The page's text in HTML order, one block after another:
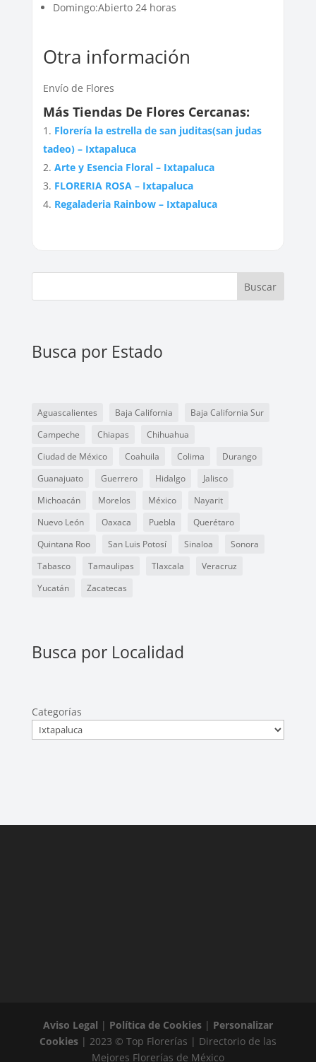
Domingo:Abierto 24 horas
Otra información
Envío de Flores
Más Tiendas De Flores Cercanas:
Florería la estrella de san juditas(san judas
tadeo) – Ixtapaluca
Arte y Esencia Floral – Ixtapaluca
FLORERIA ROSA – Ixtapaluca
Regaladeria Rainbow – Ixtapaluca
Buscar
Busca por Estado
Aguascalientes Baja California
Baja California Sur
Campeche
Chiapas
Chihuahua
Ciudad de México
Coahuila Colima
Durango
Guanajuato
Guerrero Hidalgo
Jalisco
Michoacán
Morelos México
Nayarit
Nuevo León
Oaxaca Puebla
Querétaro
Quintana Roo
San Luis Potosí Sinaloa
Sonora
Tabasco
Tamaulipas Tlaxcala
Veracruz
Yucatán
Zacatecas
Busca por Localidad
Categorías
Aviso Legal | Política de Cookies| Personalizar
Cookies| 2023 © Top Florerías | Directorio de las
Mejores Florerías de México